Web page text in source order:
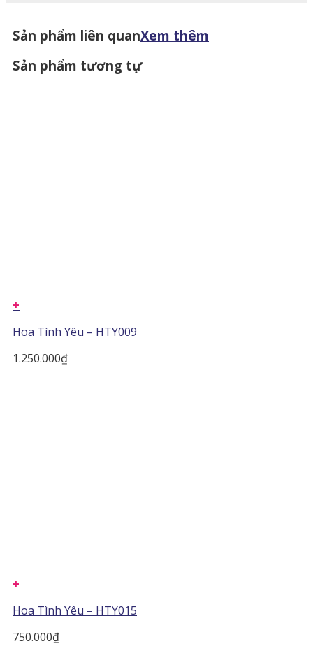
Sản phẩm liên quanXem thêm
Sản phẩm tương tự
+
Hoa Tình Yêu – HTY009
1.250.000₫
+
Hoa Tình Yêu – HTY015
750.000₫